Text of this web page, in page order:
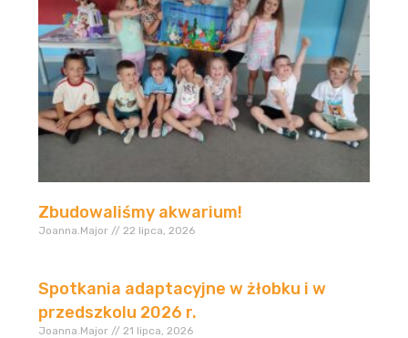
Zbudowaliśmy akwarium!
Joanna.Major 22 lipca, 2026
Spotkania adaptacyjne w żłobku i w
przedszkolu 2026 r.
Joanna.Major 21 lipca, 2026